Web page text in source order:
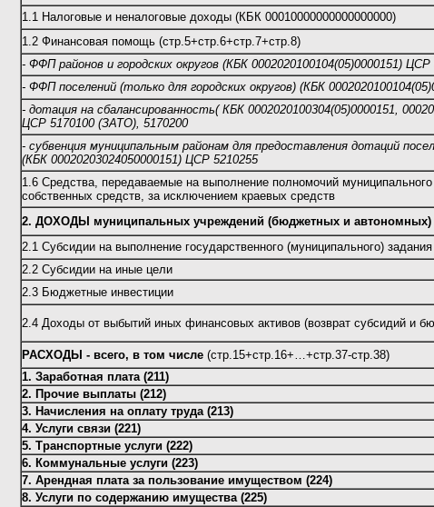
1.1 Налоговые и неналоговые доходы (КБК 00010000000000000000)
1.2 Финансовая помощь (стр.5+стр.6+стр.7+стр.8)
- ФФП районов и городских округов (КБК 0002020100104(05)0000151) ЦСР
- ФФП поселений (только для городских округов) (КБК
- дотация на сбалансированность(КБК 0002020100304(05)0000151,
ЦСР 5170100 (ЗАТО), 5170200
- субвенция муниципальным районам для предоставления дотаций
(КБК 00020203024050000151) ЦСР 5210255
1.6 Средства, передаваемые на выполнение полномочий
собственных средств, за исключением краевых средств
2. ДОХОДЫ муниципальных учреждений (бюджетных и автономных)
2.1 Субсидии на выполнение государственного (муниципального) задания
2.2 Субсидии на иные цели
2.3 Бюджетные инвестиции
2.4 Доходы от выбытий иных финансовых активов (возврат субсидий и
РАСХОДЫ - всего, в том числе (стр.15+стр.16+…+стр.37-стр.38)
1. Заработная плата (211)
2. Прочие выплаты (212)
3. Начисления на оплату труда (213)
4. Услуги связи (221)
5. Транспортные услуги (222)
6. Коммунальные услуги (223)
7. Арендная плата за пользование имуществом (224)
8. Услуги по содержанию имущества (225)